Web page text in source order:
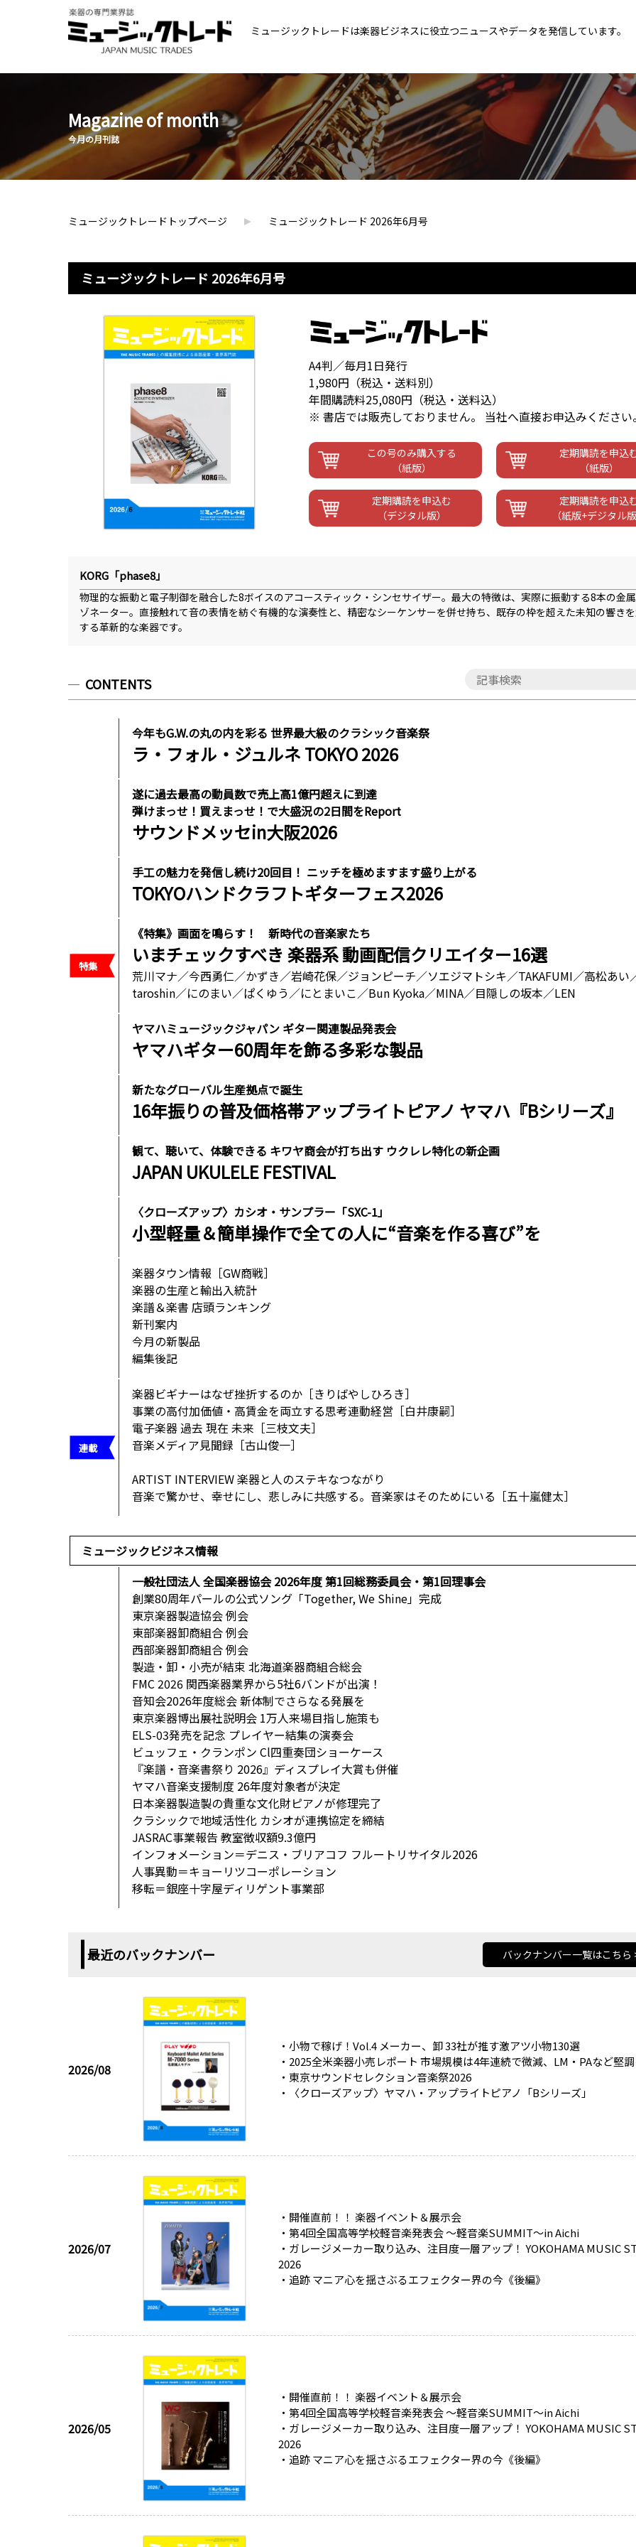
ミュージックトレードは楽器ビジネスに役立つニュースやデータを発信しています。
Magazine of month
今月の月刊誌
ミュージックトレードトップページ ミュージックトレード 2026年6月号
ミュージックトレード 2026年6月号
A4判／毎月1日発行
1,980円（税込・送料別）
年間購読料25,080円（税込・送料込）
※ 書店では販売しておりません。 当社へ直接お申込みください
この号のみ購入する
（紙版）
定期購読を申込
（紙版）
定期購読を申込む
（デジタル版）
定期購読を申込
（紙版+デジタル
KORG「phase8」
物理的な振動と電子制御を融合した8ボイスのアコースティック・シンセサイザー。最大の特徴は、実際に振動する8本の金
ゾネーター。直接触れて音の表情を紡ぐ有機的な演奏性と、精密なシーケンサーを併せ持ち、既存の枠を超えた未知の響き
する革新的な楽器です。
CONTENTS
今年もG.W.の丸の内を彩る 世界最大級のクラシック音楽祭
ラ・フォル・ジュルネ TOKYO 2026
遂に過去最高の動員数で売上高1億円超えに到達
弾けまっせ！買えまっせ！で大盛況の2日間をReport
サウンドメッセin大阪2026
手工の魅力を発信し続け20回目！ ニッチを極めますます盛り上がる
TOKYOハンドクラフトギターフェス2026
《特集》画面を鳴らす！ 新時代の音楽家たち
いまチェックすべき 楽器系 動画配信クリエイター16選
荒川マナ／今西勇仁／かずき／岩崎花保／ジョンピーチ／ソエジマトシキ／TAKAFUMI／高松あい
taroshin／にのまい／ぱくゆう／にとまいこ／Bun Kyoka／MINA／目隠しの坂本／LEN
ヤマハミュージックジャパン ギター関連製品発表会
ヤマハギター60周年を飾る多彩な製品
新たなグローバル生産拠点で誕生
16年振りの普及価格帯アップライトピアノ ヤマハ『Bシリーズ』
観て、聴いて、体験できる キワヤ商会が打ち出す ウクレレ特化の新企画
JAPAN UKULELE FESTIVAL
〈クローズアップ〉カシオ・サンプラー「SXC-1」
小型軽量＆簡単操作で全ての人に“音楽を作る喜び”を
楽器タウン情報［GW商戦］
楽器の生産と輸出入統計
楽譜＆楽書 店頭ランキング
新刊案内
今月の新製品
編集後記
楽器ビギナーはなぜ挫折するのか［きりばやしひろき］
事業の高付加価値・高賃金を両立する思考連動経営［白井康嗣］
電子楽器 過去 現在 未来［三枝文夫］
音楽メディア見聞録［古山俊一］
ARTIST INTERVIEW 楽器と人のステキなつながり
音楽で驚かせ、幸せにし、悲しみに共感する。音楽家はそのためにいる［五十嵐健太］
ミュージックビジネス情報
一般社団法人 全国楽器協会 2026年度 第1回総務委員会・第1回理事会
創業80周年パールの公式ソング「Together, We Shine」完成
東京楽器製造協会 例会
東部楽器卸商組合 例会
西部楽器卸商組合 例会
製造・卸・小売が結束 北海道楽器商組合総会
FMC 2026 関西楽器業界から5社6バンドが出演！
音知会2026年度総会 新体制でさらなる発展を
東京楽器博出展社説明会 1万人来場目指し施策も
ELS-03発売を記念 プレイヤー結集の演奏会
ビュッフェ・クランポン Cl四重奏団ショーケース
『楽譜・音楽書祭り 2026』ディスプレイ大賞も併催
ヤマハ音楽支援制度 26年度対象者が決定
日本楽器製造製の貴重な文化財ピアノが修理完了
クラシックで地域活性化 カシオが連携協定を締結
JASRAC事業報告 教室徴収額9.3億円
インフォメーション＝デニス・ブリアコフ フルートリサイタル2026
人事異動＝キョーリツコーポレーション
移転＝銀座十字屋ディリゲント事業部
最近のバックナンバー バックナンバー一覧はこちら
2026/08
・小物で稼げ！Vol.4 メーカー、卸 33社が推す激アツ小物130選
・2025全米楽器小売レポート 市場規模は4年連続で微減、LM・PAなど堅
・東京サウンドセレクション音楽祭2026
・〈クローズアップ〉ヤマハ・アップライトピアノ「Bシリーズ」
2026/07
・開催直前！！ 楽器イベント＆展示会
・第4回全国高等学校軽音楽発表会 ～軽音楽SUMMIT～in Aichi
・ガレージメーカー取り込み、注目度一層アップ！ YOKOHAMA MUSIC
2026
・追跡 マニア心を揺さぶるエフェクター界の今《後編》
2026/05
・開催直前！！ 楽器イベント＆展示会
・第4回全国高等学校軽音楽発表会 ～軽音楽SUMMIT～in Aichi
・ガレージメーカー取り込み、注目度一層アップ！ YOKOHAMA MUSIC
2026
・追跡 マニア心を揺さぶるエフェクター界の今《後編》